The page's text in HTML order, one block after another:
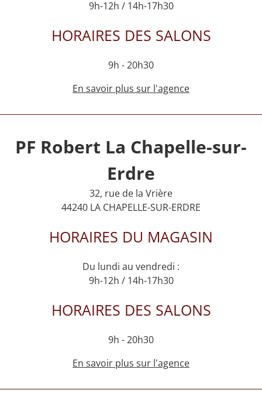
9h-12h / 14h-17h30
HORAIRES DES SALONS
9h - 20h30
En savoir plus sur l'agence
PF Robert La Chapelle-sur-
Erdre
32, rue de la Vrière
44240 LA CHAPELLE-SUR-ERDRE
HORAIRES DU MAGASIN
Du lundi au vendredi :
9h-12h / 14h-17h30
HORAIRES DES SALONS
9h - 20h30
En savoir plus sur l'agence